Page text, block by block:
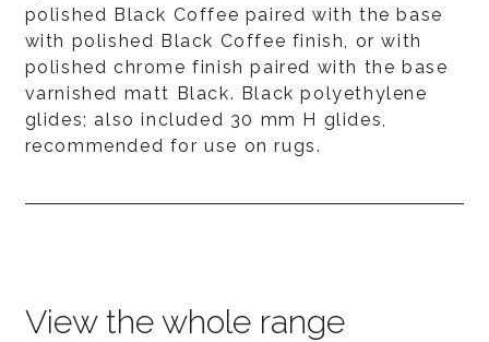
polished Black Coffee paired with the base
with polished Black Coffee finish, or with
polished chrome finish paired with the base
varnished matt Black. Black polyethylene
glides; also included 30 mm H glides,
recommended for use on rugs.
View the whole range